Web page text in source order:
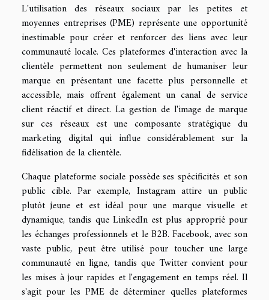
L'utilisation des réseaux sociaux par les petites et
moyennes entreprises (PME) représente une opportunité
inestimable pour créer et renforcer des liens avec leur
communauté locale. Ces plateformes d'interaction avec la
clientèle permettent non seulement de humaniser leur
marque en présentant une facette plus personnelle et
accessible, mais offrent également un canal de service
client réactif et direct. La gestion de l'image de marque
sur ces réseaux est une composante stratégique du
marketing digital qui influe considérablement sur la
fidélisation de la clientèle.
Chaque plateforme sociale possède ses spécificités et son
public cible. Par exemple, Instagram attire un public
plutôt jeune et est idéal pour une marque visuelle et
dynamique, tandis que LinkedIn est plus approprié pour
les échanges professionnels et le B2B. Facebook, avec son
vaste public, peut être utilisé pour toucher une large
communauté en ligne, tandis que Twitter convient pour
les mises à jour rapides et l'engagement en temps réel. Il
s'agit pour les PME de déterminer quelles plateformes